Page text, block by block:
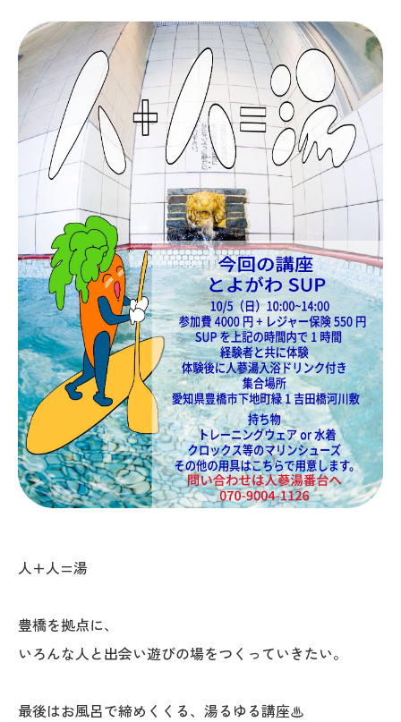
人+人=湯
豊橋を拠点に、
いろんな人と出会い遊びの場をつくっていきたい。
最後はお風呂で締めくくる、湯るゆる講座♨︎